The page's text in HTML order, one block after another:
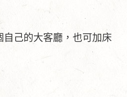
自己的大客廳，也可加床